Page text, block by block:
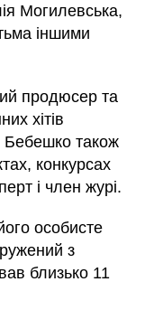
Могилевська,
іншими
продюсер та
хітів
Бебешко також
конкурсах
і член журі.
особисте
з
близько 11